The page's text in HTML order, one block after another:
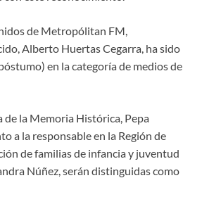
de Metropólitan FM,
Alberto Huertas Cegarra, ha sido
en la categoría de medios de
de la Memoria Histórica, Pepa
a la responsable en la Región de
de familias de infancia y juventud
Núñez, serán distinguidas como